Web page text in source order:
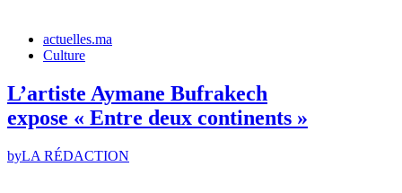
actuelles.ma
Culture
L’artiste Aymane Bufrakech
expose « Entre deux continents »
byLA RÉDACTION